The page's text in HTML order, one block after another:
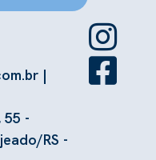
|
55 -
RS -